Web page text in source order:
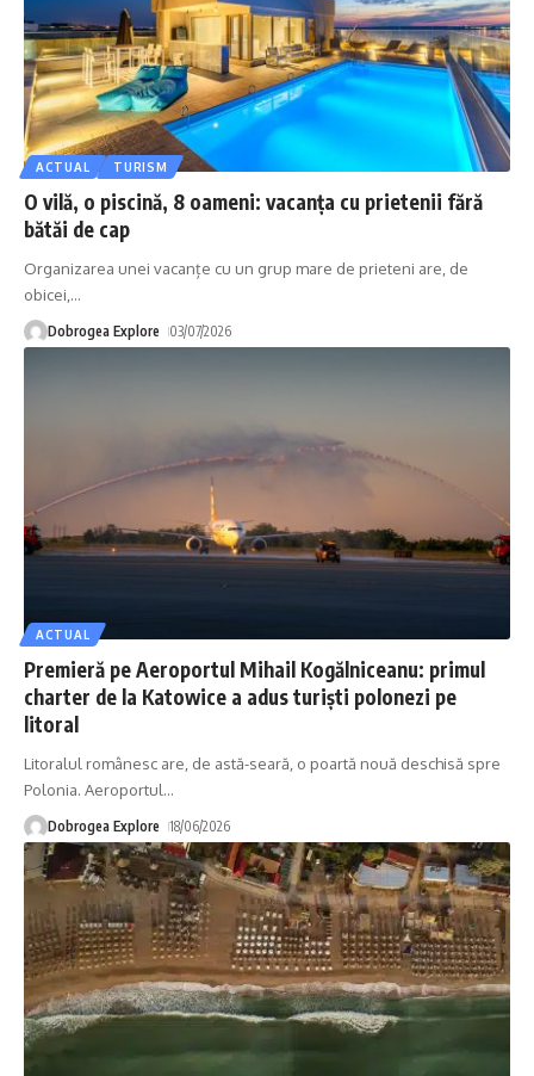
ACTUAL TURISM
O vilă, o piscină, 8 oameni: vacanța cu prietenii fără
bătăi de cap
Organizarea unei vacanțe cu un grup mare de prieteni are, de
obicei, …
Dobrogea Explore 03/07/2026
ACTUAL
Premieră pe Aeroportul Mihail Kogălniceanu: primul
charter de la Katowice a adus turiști polonezi pe
litoral
Litoralul românesc are, de astă-seară, o poartă nouă deschisă spre
Polonia. Aeroportul…
Dobrogea Explore 18/06/2026